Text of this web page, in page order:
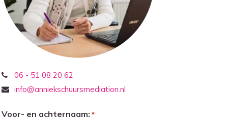
06 - 51 08 20 62
info@anniekschuursmediation.nl
Voor- en achternaam: *